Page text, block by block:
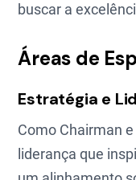
buscar a
Áreas de
Estratégia e
Como Chairman
liderança que